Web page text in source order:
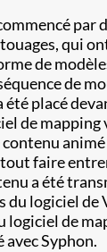
par
qui
de
de
été placé
de mapping
animé
faire
a été
du logiciel de
logiciel de
Syphon.